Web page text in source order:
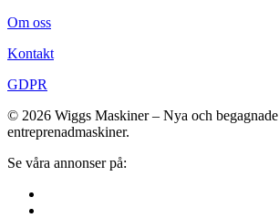
Om oss
Kontakt
GDPR
© 2026 Wiggs Maskiner – Nya och begagnade
entreprenadmaskiner.
Se våra annonser på: